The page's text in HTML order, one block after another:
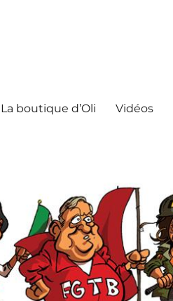
La boutique d’Oli Vidéos